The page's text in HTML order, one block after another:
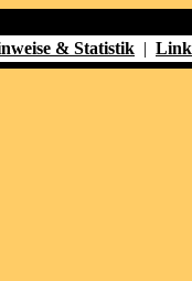
& Statistik |